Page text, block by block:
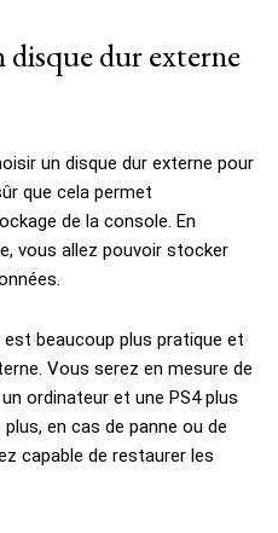
dur externe
un disque dur externe pour
que cela permet
de la console. En
vous allez pouvoir stocker
beaucoup plus pratique et
Vous serez en mesure de
ordinateur et une PS4 plus
en cas de panne ou de
capable de restaurer les